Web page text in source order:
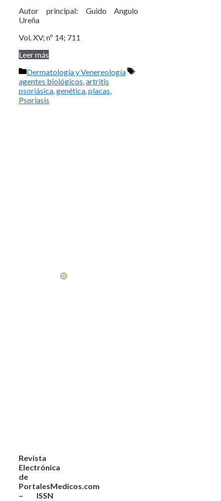
Autor principal: Guido Angulo
Ureña
Vol. XV; nº 14; 711
Leer más
Categorías
Dermatología y Venereología
Etiquetas
agentes biológicos,artritis
psoriásica,genética,placas,
Psoriasis
Revista
Electrónica
de
PortalesMedicos.com
– ISSN